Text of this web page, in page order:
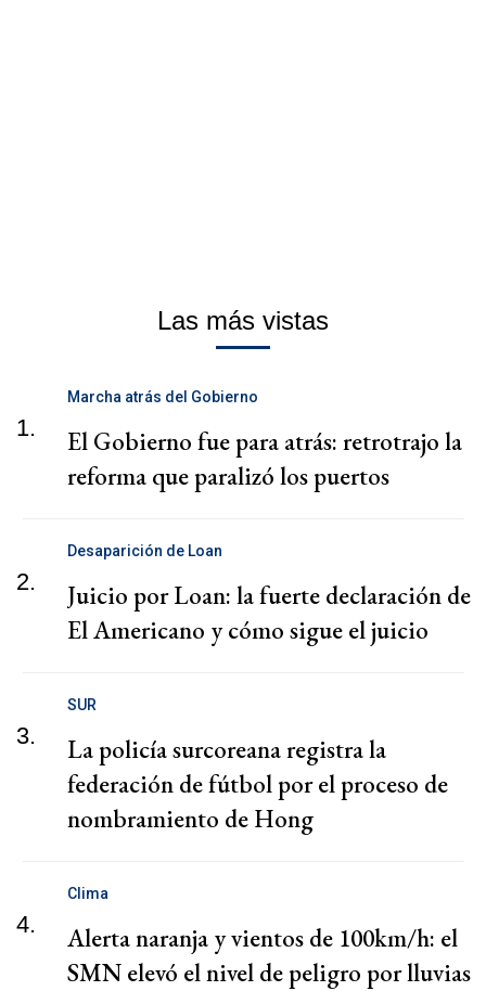
Las más vistas
1.
Marcha atrás del Gobierno
El Gobierno fue para atrás: retrotrajo la
reforma que paralizó los puertos
2.
Desaparición de Loan
Juicio por Loan: la fuerte declaración de
El Americano y cómo sigue el juicio
3.
SUR
La policía surcoreana registra la
federación de fútbol por el proceso de
nombramiento de Hong
4.
Clima
Alerta naranja y vientos de 100km/h: el
SMN elevó el nivel de peligro por lluvias